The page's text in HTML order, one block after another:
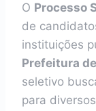
O Processo
de
instituições
Prefeitura
seletivo
para